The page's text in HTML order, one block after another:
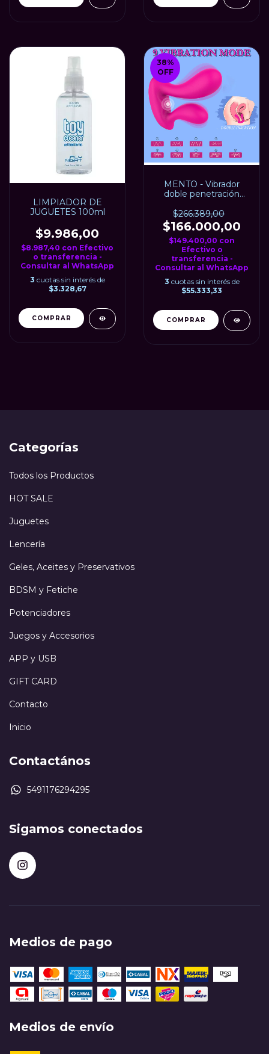
LIMPIADOR DE
JUGUETES 100ml
$9.986,00
$8.987,40 con Efectivo
o transferencia -
Consultar al WhatsApp
3 cuotas sin interés de
$3.328,67
38%
OFF
MENTO - Vibrador
doble penetración
S-HANDE
$266.389,00
$166.000,00
$149.400,00 con
Efectivo o
transferencia -
Consultar al WhatsApp
3 cuotas sin interés de
$55.333,33
Categorías
Todos los Productos
HOT SALE
Juguetes
Lencería
Geles, Aceites y Preservativos
BDSM y Fetiche
Potenciadores
Juegos y Accesorios
APP y USB
GIFT CARD
Contacto
Inicio
Contactános
5491176294295
Sigamos conectados
Medios de pago
Medios de envío